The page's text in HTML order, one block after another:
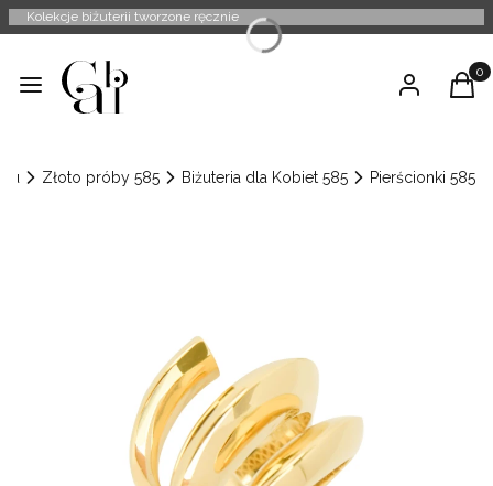
Kolekcje biżuterii tworzone ręcznie
Menu Zaloguj się
Złoto próby 585 Biżuteria dla Kobiet 585 Pierścionki 585